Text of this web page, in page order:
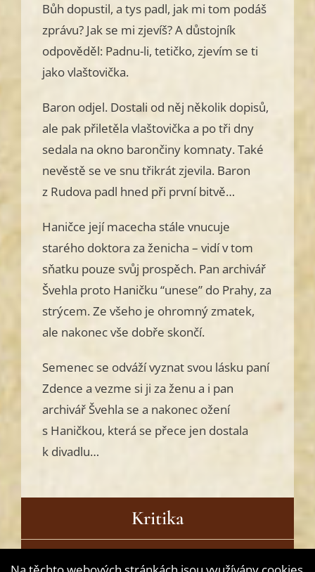
Bůh dopustil, a tys padl, jak mi tom podáš
zprávu? Jak se mi zjevíš? A důstojník
odpověděl: Padnu-li, tetičko, zjevím se ti
jako vlaštovička.
Baron odjel. Dostali od něj několik dopisů,
ale pak přiletěla vlaštovička a po tři dny
sedala na okno barončiny komnaty. Také
nevěstě se ve snu třikrát zjevila. Baron
z Rudova padl hned při první bitvě…
Haničce její macecha stále vnucuje
starého doktora za ženicha – vidí v tom
sňatku pouze svůj prospěch. Pan archivář
Švehla proto Haničku “unese” do Prahy, za
strýcem. Ze všeho je ohromný zmatek,
ale nakonec vše dobře skončí.
Semenec se odváží vyznat svou lásku paní
Zdence a vezme si ji za ženu a i pan
archivář Švehla se a nakonec ožení
s Haničkou, která se přece jen dostala
k divadlu…
Kritika
Přečtěte si